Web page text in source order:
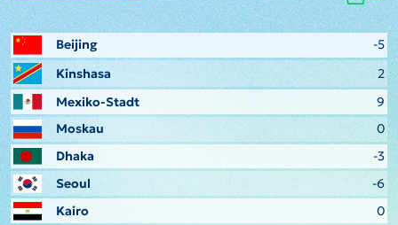
Beijing
-5
Kinshasa
2
Mexiko-Stadt
9
Moskau
0
Dhaka
-3
Seoul
-6
Kairo
0